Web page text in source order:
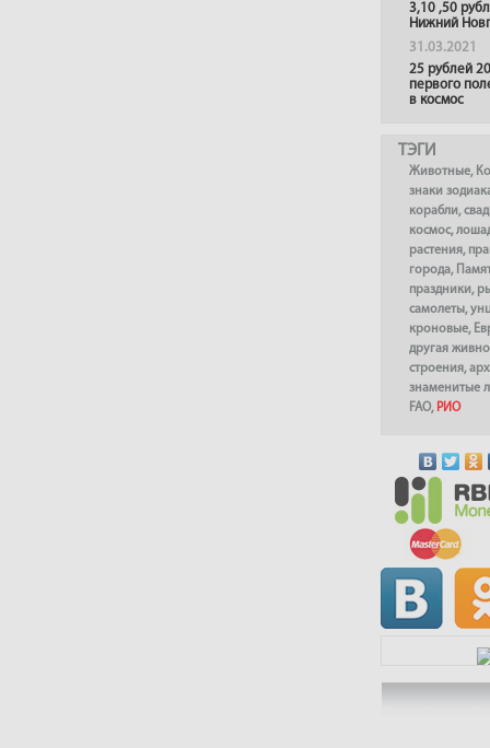
3,10 ,50
Нижний
31.03.2021
25 рублей
первого
в космос
ТЭГИ
Животные,
знаки
корабли,
космос,
растения,
города,
праздники,
самолеты,
кроновые,
другая
строения,
знаменитые
FAO, РИО